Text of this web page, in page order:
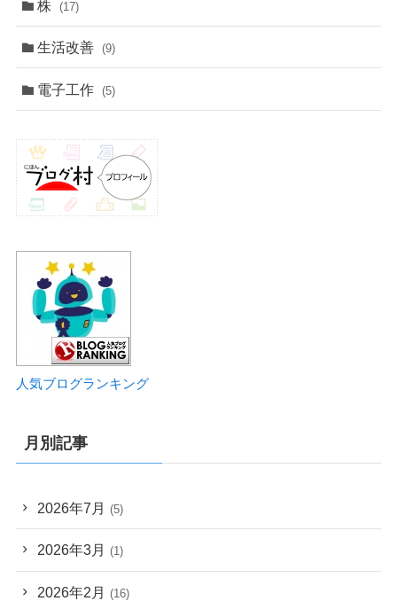
株 (17)
生活改善 (9)
電子工作 (5)
人気ブログランキング
月別記事
2026年7月 (5)
2026年3月 (1)
2026年2月 (16)